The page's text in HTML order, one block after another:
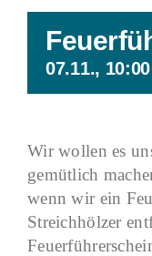
07.11., 10:00
Wir wollen es
gemütlich
wenn wir ein
Streichhölzer